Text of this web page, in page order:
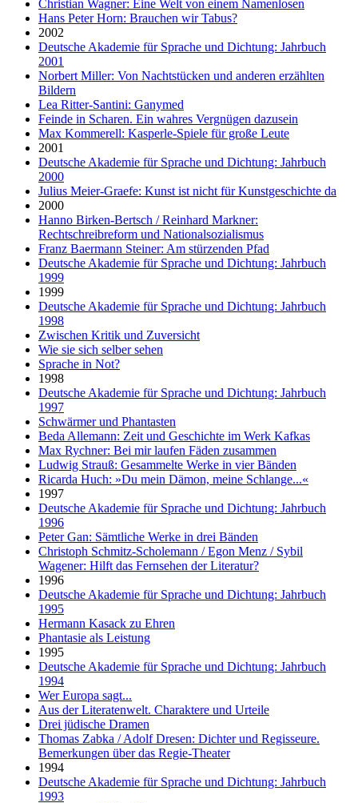
Christian Wagner: Eine Welt von einem Namenlosen
Hans Peter Horn: Brauchen wir Tabus?
2002
Deutsche Akademie für Sprache und Dichtung: Jahrbuch
2001
Norbert Miller: Von Nachtstücken und anderen erzählten
Bildern
Lea Ritter-Santini: Ganymed
Feinde in Scharen. Ein wahres Vergnügen dazusein
Max Kommerell: Kasperle-Spiele für große Leute
2001
Deutsche Akademie für Sprache und Dichtung: Jahrbuch
2000
Julius Meier-Graefe: Kunst ist nicht für Kunstgeschichte da
2000
Hanno Birken-Bertsch / Reinhard Markner:
Rechtschreibreform und Nationalsozialismus
Franz Baermann Steiner: Am stürzenden Pfad
Deutsche Akademie für Sprache und Dichtung: Jahrbuch
1999
1999
Deutsche Akademie für Sprache und Dichtung: Jahrbuch
1998
Zwischen Kritik und Zuversicht
Wie sie sich selber sehen
Sprache in Not?
1998
Deutsche Akademie für Sprache und Dichtung: Jahrbuch
1997
Schwärmer und Phantasten
Beda Allemann: Zeit und Geschichte im Werk Kafkas
Max Rychner: Bei mir laufen Fäden zusammen
Ludwig Strauß: Gesammelte Werke in vier Bänden
Ricarda Huch: »Du mein Dämon, meine Schlange...«
1997
Deutsche Akademie für Sprache und Dichtung: Jahrbuch
1996
Peter Gan: Sämtliche Werke in drei Bänden
Christoph Schmitz-Scholemann / Egon Menz / Sybil
Wagener: Hilft das Fernsehen der Literatur?
1996
Deutsche Akademie für Sprache und Dichtung: Jahrbuch
1995
Hermann Kasack zu Ehren
Phantasie als Leistung
1995
Deutsche Akademie für Sprache und Dichtung: Jahrbuch
1994
Wer Europa sagt...
Aus der Literatenwelt. Charaktere und Urteile
Drei jüdische Dramen
Thomas Zabka / Adolf Dresen: Dichter und Regisseure.
Bemerkungen über das Regie-Theater
1994
Deutsche Akademie für Sprache und Dichtung: Jahrbuch
1993